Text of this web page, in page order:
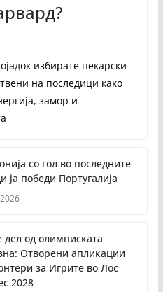
избирате пекарски
на последици како
замор и
со гол во последните
ја победи Португалија
дел од олимписката
Отворени апликации
за Игрите во Лос
2028